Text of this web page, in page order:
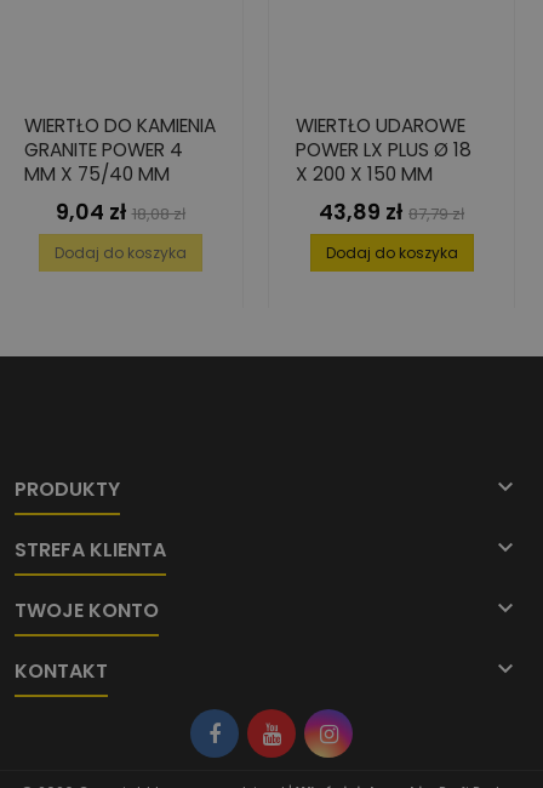
WIERTŁO DO KAMIENIA
GRANITE POWER 4
MM X 75/40 MM
Cena
9,04 zł Cena
podstawowa
18,08 zł
Dodaj do koszyka
WIERTŁO UDAROWE
POWER LX PLUS Ø 18
X 200 X 150 MM
Cena
43,89 zł Cena
podstawowa
87,79 zł
Dodaj do koszyka
PRODUKTY 
STREFA KLIENTA 
TWOJE KONTO 
KONTAKT 